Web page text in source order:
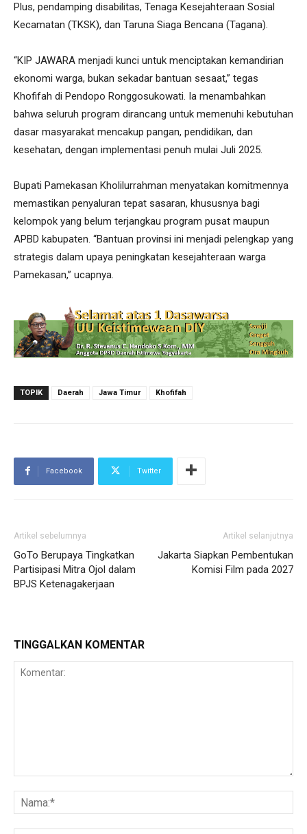
Plus, pendamping disabilitas, Tenaga Kesejahteraan Sosial
Kecamatan (TKSK), dan Taruna Siaga Bencana (Tagana).
“KIP JAWARA menjadi kunci untuk menciptakan kemandirian
ekonomi warga, bukan sekadar bantuan sesaat,” tegas
Khofifah di Pendopo Ronggosukowati. Ia menambahkan
bahwa seluruh program dirancang untuk memenuhi kebutuhan
dasar masyarakat mencakup pangan, pendidikan, dan
kesehatan, dengan implementasi penuh mulai Juli 2025.
Bupati Pamekasan Kholilurrahman menyatakan komitmennya
memastikan penyaluran tepat sasaran, khususnya bagi
kelompok yang belum terjangkau program pusat maupun
APBD kabupaten. “Bantuan provinsi ini menjadi pelengkap yang
strategis dalam upaya peningkatan kesejahteraan warga
Pamekasan,” ucapnya.
TOPIK Daerah Jawa Timur Khofifah
Facebook Twitter
Artikel sebelumnya
GoTo Berupaya Tingkatkan
Partisipasi Mitra Ojol dalam
BPJS Ketenagakerjaan
Artikel selanjutnya
Jakarta Siapkan Pembentukan
Komisi Film pada 2027
TINGGALKAN KOMENTAR